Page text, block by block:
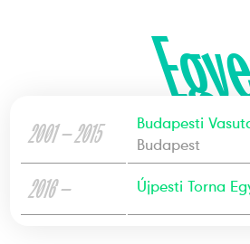
2001 — 2015
Budapesti
Budapest
2016 — Újpesti Torna